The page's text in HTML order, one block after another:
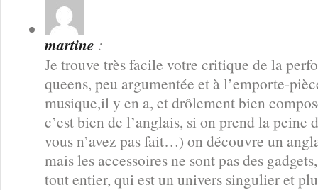
martine :
Je trouve très facile votre critique de la
queens, peu argumentée et à l’emporte-
musique,il y en a, et drôlement bien
c’est bien de l’anglais, si on prend la peine
vous n’avez pas fait…) on découvre un
mais les accessoires ne sont pas des
tout entier, qui est un univers singulier et